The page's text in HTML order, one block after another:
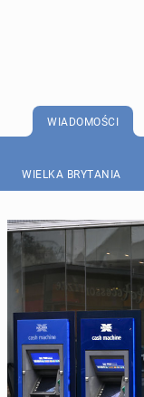
WIADOMOŚCI
WIELKA BRYTANIA